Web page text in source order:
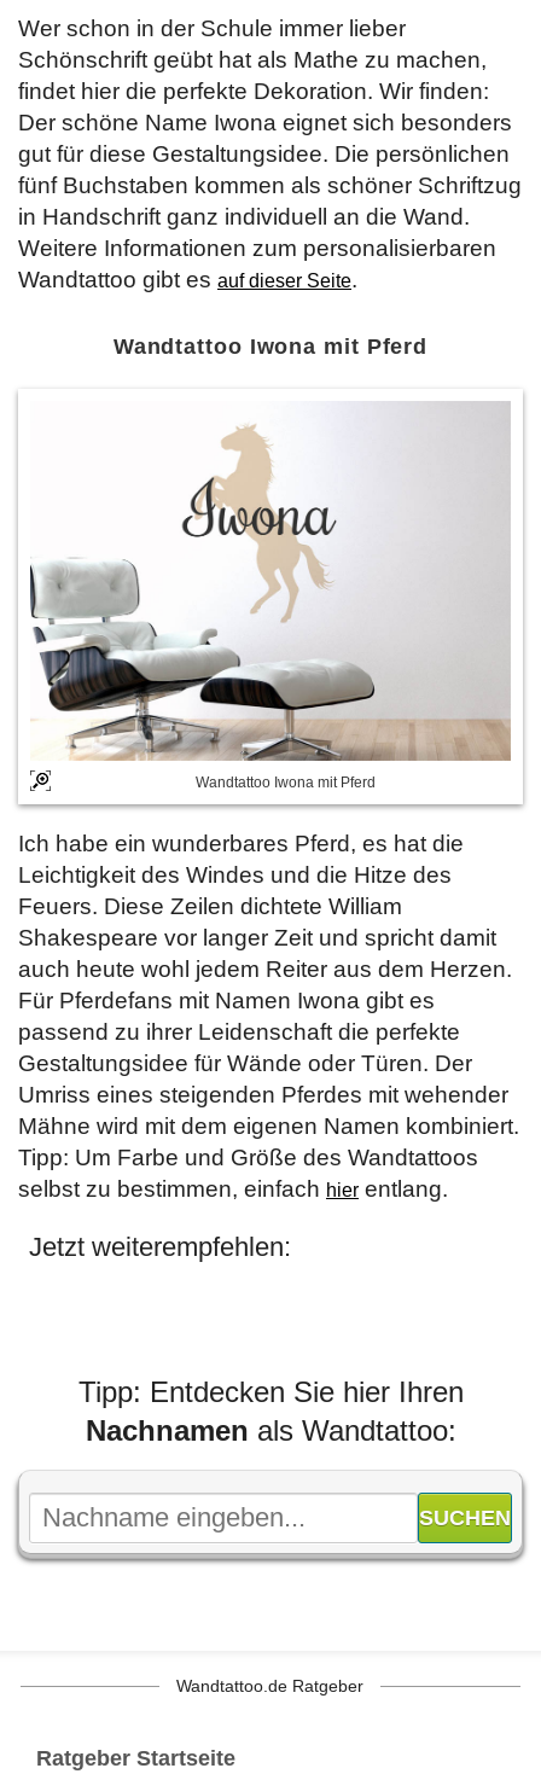
Wer schon in der Schule immer lieber
Schönschrift geübt hat als Mathe zu machen,
findet hier die perfekte Dekoration. Wir finden:
Der schöne Name Iwona eignet sich besonders
gut für diese Gestaltungsidee. Die persönlichen
fünf Buchstaben kommen als schöner Schriftzug
in Handschrift ganz individuell an die Wand.
Weitere Informationen zum personalisierbaren
Wandtattoo gibt es auf dieser Seite.
Wandtattoo Iwona mit Pferd
Wandtattoo Iwona mit Pferd
Ich habe ein wunderbares Pferd, es hat die
Leichtigkeit des Windes und die Hitze des
Feuers. Diese Zeilen dichtete William
Shakespeare vor langer Zeit und spricht damit
auch heute wohl jedem Reiter aus dem Herzen.
Für Pferdefans mit Namen Iwona gibt es
passend zu ihrer Leidenschaft die perfekte
Gestaltungsidee für Wände oder Türen. Der
Umriss eines steigenden Pferdes mit wehender
Mähne wird mit dem eigenen Namen kombiniert.
Tipp: Um Farbe und Größe des Wandtattoos
selbst zu bestimmen, einfach hier entlang.
Jetzt weiterempfehlen:
Tipp: Entdecken Sie hier Ihren
Nachnamen als Wandtattoo:
Wandtattoo.de Ratgeber
Ratgeber Startseite